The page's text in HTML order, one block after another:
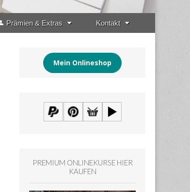
Prämien & Extras Kontakt
Mein Onlineshop
PREMIUM ONLINEKURSE HIER
KAUFEN